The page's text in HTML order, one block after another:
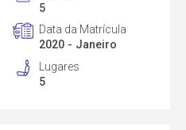
5
Data da Matrícula
2020 - Janeiro
Lugares
5